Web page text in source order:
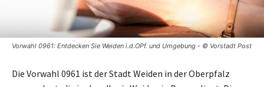
Vorwahl 0961: Entdecken Sie Weiden i.d.OPf. und Umgebung - © Vorstadt Post
Die Vorwahl 0961 ist der Stadt Weiden in der Oberpfalz